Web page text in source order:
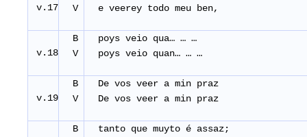
v.17
V
e veerey todo meu ben,
v.18
B
V
poys veio qua… … …
poys veio quan… … …
v.19
B
V
De vos veer a min praz
De vos veer a min praz
B
tanto que muyto é assaz;